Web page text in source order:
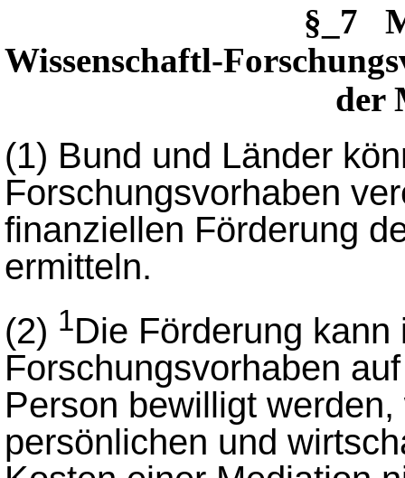
§_7
Wissenschaftl-
der
(1) Bund und Länder
Forschungsvorhaben
finanziellen Förderung
ermitteln.
(2) 1Die Förderung
Forschungsvorhaben
Person bewilligt
persönlichen und